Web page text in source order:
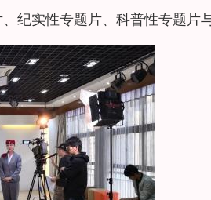
纪实性专题片、科普性专题片